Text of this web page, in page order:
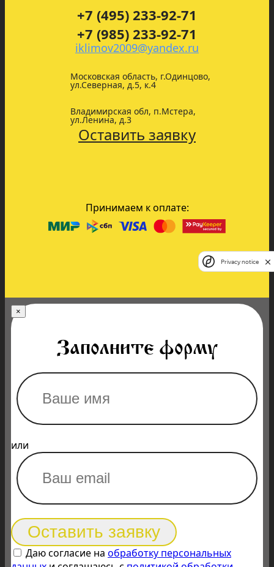
+7 (495) 233-92-71
+7 (985) 233-92-71
iklimov2009@yandex.ru
Московская область, г.Одинцово,
ул.Северная, д.5, к.4
Владимирская обл, п.Мстера,
ул.Ленина, д.3
Оставить заявку
Принимаем к оплате:
×
Заполните форму
или
Оставить заявку
Даю согласие на обработку персональных
Privacy notice